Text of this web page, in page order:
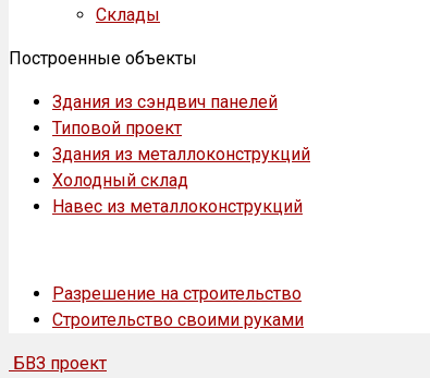
Склады
Построенные объекты
Здания из сэндвич панелей
Типовой проект
Здания из металлоконструкций
Холодный склад
Навес из металлоконструкций
Разрешение на строительство
Строительство своими руками
БВЗ проект